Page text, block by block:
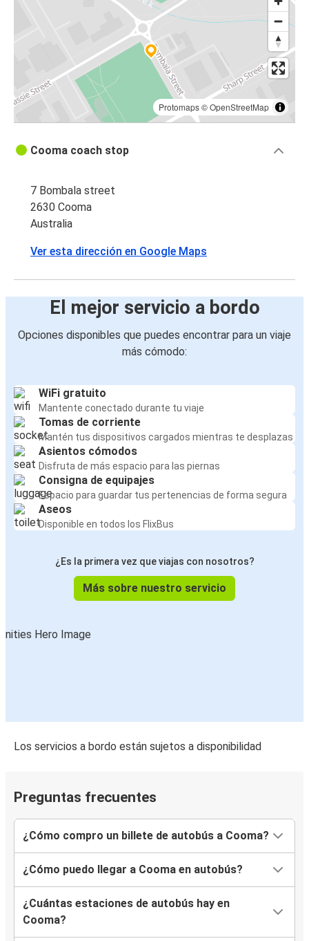
Protomaps©OpenStreetMap
Cooma coach stop
7 Bombala street
2630 Cooma
Australia
Ver esta dirección en Google Maps
El mejor servicio a bordo
Opciones disponibles que puedes encontrar para un viaje
más cómodo:
WiFi gratuito
Mantente conectado durante tu viaje
Tomas de corriente
Mantén tus dispositivos cargados mientras te desplazas
Asientos cómodos
Disfruta de más espacio para las piernas
Consigna de equipajes
Espacio para guardar tus pertenencias de forma segura
Aseos
Disponible en todos los FlixBus
¿Es la primera vez que viajas con nosotros?
Más sobre nuestro servicio
Los servicios a bordo están sujetos a disponibilidad
Preguntas frecuentes
¿Cómo compro un billete de autobús a Cooma?
¿Cómo puedo llegar a Cooma en autobús?
¿Cuántas estaciones de autobús hay en
Cooma?